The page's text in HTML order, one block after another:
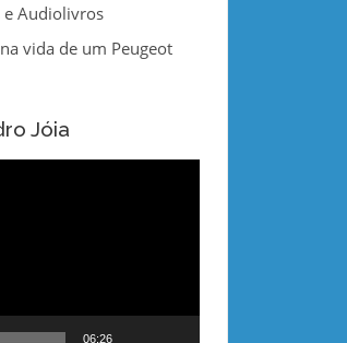
e Audiolivros
vida de um Peugeot
Jóia
06:26